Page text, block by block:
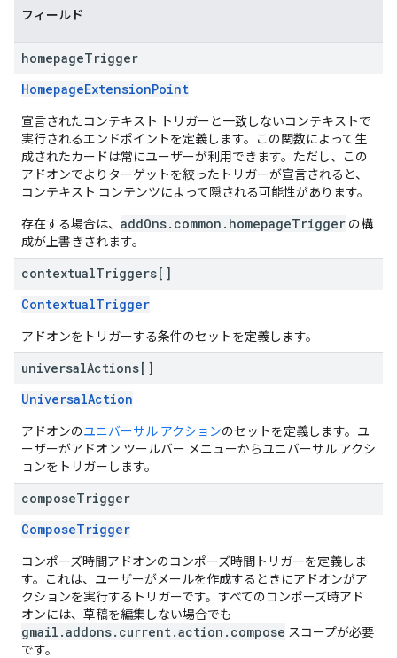
フィールド
homepageTrigger
HomepageExtensionPoint
宣言されたコンテキスト トリガーと一致しないコンテキストで
実行されるエンドポイントを定義します。この関数によって生
成されたカードは常にユーザーが利用できます。ただし、この
アドオンでよりターゲットを絞ったトリガーが宣言されると、
コンテキスト コンテンツによって隠される可能性があります。
存在する場合は、 addOns.common.homepageTrigger の構
成が上書きされます。
contextualTriggers[]
ContextualTrigger
アドオンをトリガーする条件のセットを定義します。
universalActions[]
UniversalAction
アドオンのユニバーサル アクションのセットを定義します。ユ
ーザーがアドオン ツールバー メニューからユニバーサル アクシ
ョンをトリガーします。
composeTrigger
ComposeTrigger
コンポーズ時間アドオンのコンポーズ時間トリガーを定義しま
す。これは、ユーザーがメールを作成するときにアドオンがア
クションを実行するトリガーです。すべてのコンポーズ時アド
オンには、草稿を編集しない場合でも
gmail.addons.current.action.compose スコープが必要
です。